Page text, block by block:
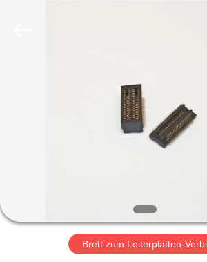
FABRIK-
AUSFLUGBrett zum Leiterplatten-